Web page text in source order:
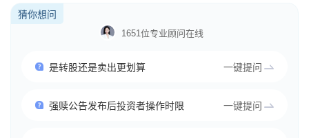
猜你想问
1651位专业顾问在线
是转股还是卖出更划算 一键提问
强赎公告发布后投资者操作时限 一键提问